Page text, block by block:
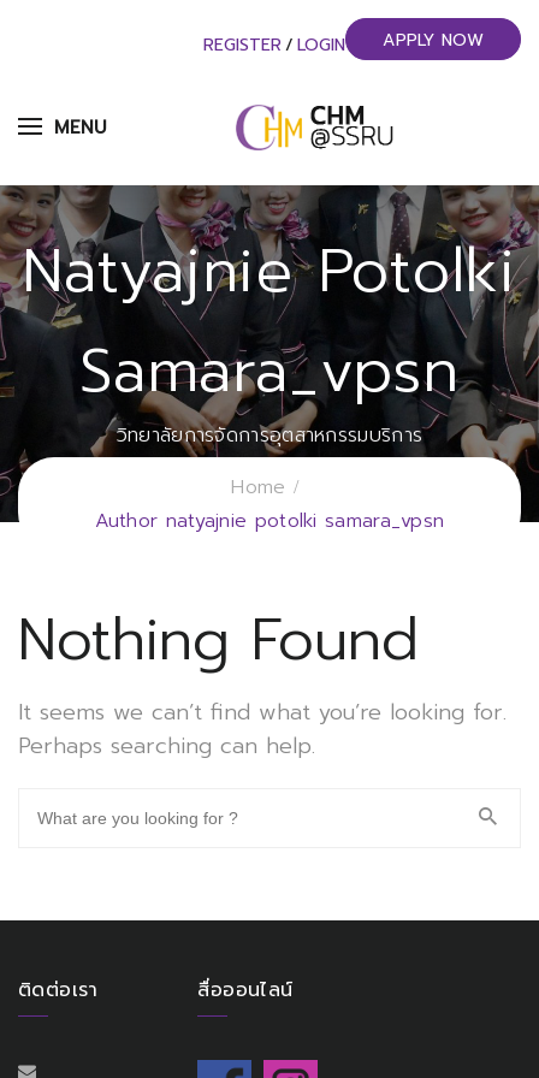
MENU
REGISTER / LOGIN APPLY NOW
Natyajnie Potolki
Samara_vpsn
วิทยาลัยการจัดการอุตสาหกรรมบริการ
Home
Author natyajnie potolki samara_vpsn
Nothing Found
It seems we can’t find what you’re looking for.
Perhaps searching can help.
ติดต่อเรา สื่อออนไลน์